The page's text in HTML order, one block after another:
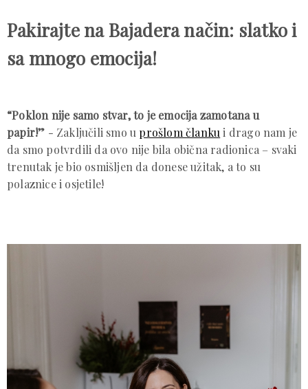
Pakirajte na Bajadera način: slatko i
sa mnogo emocija!
“Poklon nije samo stvar, to je emocija zamotana u
papir!” - Zaključili smo u prošlom člankui drago nam je
da smo potvrdili da ovo nije bila obična radionica – svaki
trenutak je bio osmišljen da donese užitak, a to su
polaznice i osjetile!